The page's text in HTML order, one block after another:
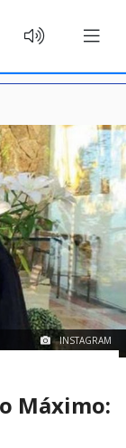
INSTAGRAM
Máximo: